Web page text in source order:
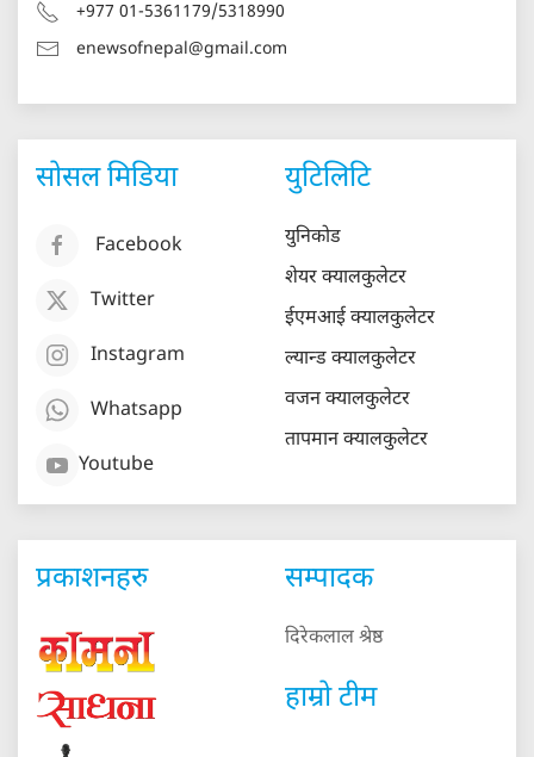
+977 01-5361179/5318990
enewsofnepal@gmail.com
सोसल मिडिया
Facebook
Twitter
Instagram
Whatsapp
Youtube
युटिलिटि
युनिकोड
शेयर क्यालकुलेटर
ईएमआई क्यालकुलेटर
ल्यान्ड क्यालकुलेटर
वजन क्यालकुलेटर
तापमान क्यालकुलेटर
प्रकाशनहरु सम्पादक
दिरेकलाल श्रेष्ठ
हाम्रो टीम